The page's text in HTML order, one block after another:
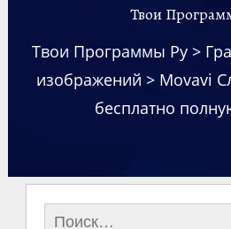
Твои
Твои Программы Ру>
изображений > Movavi
бесплатно
Найти: